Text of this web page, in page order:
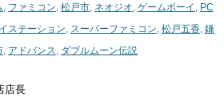
, ファミコン, 松戸市, ネオジオ, ゲームボーイ , PC
ステーション, スーパーファミコン, 松戸五香, 鎌
, アドバンス, ダブルムーン伝説
店長